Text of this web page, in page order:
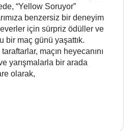
“Yellow Soruyor”
benzersiz bir deneyim
için sürpriz ödüller ve
bir maç günü yaşattık.
maçın heyecanını
yarışmalarla bir arada
olarak,